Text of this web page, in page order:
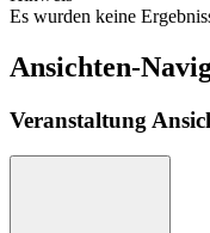
Es wurden keine
Ansichten-
Veranstaltung